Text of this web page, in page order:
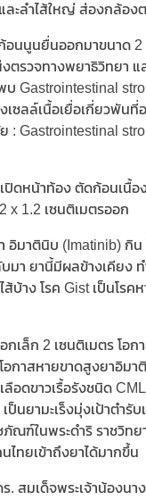
และลำไส้ใหญ่ ส่องกล้อ
ก้อนนูนยื่นออกมาขนาด
ตรวจทางพยาธิวิทยา แ
Gastrointestinal
เซลล์เนื้อเยื่อเกี่ยวพัน
ย : Gastrointestinal
ปิดหน้าท้อง ตัดก้อนเนื้อง
x 1.2 เซนติเมตรออก
อิมาตินิบ (Imatinib) กิน
มา ยานี้มีผลข้างเคียง ท
ส้บ้าง โรค Gist เป็นโร
กเล็ก 2 เซนติเมตร โอก
กาสหายขาดสูงยาอิมา
เลือดขาวเรื้อรังชนิด
ป็นยามะเร็งมุ่งเป้าตำรั
ภัณฑ์ในพระดำริ ราชวิท
ไทยเข้าถึงยาได้มากขึ้น
. สมเด็จพระเจ้าน้องนา